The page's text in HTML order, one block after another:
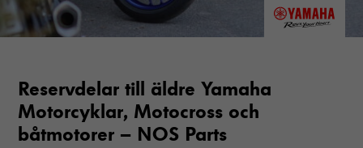
Reservdelar till äldre Yamaha
Motorcyklar, Motocross och
båtmotorer – NOS Parts